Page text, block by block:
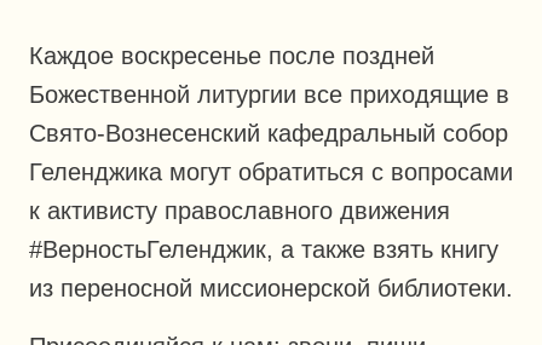
Каждое воскресенье после поздней
Божественной литургии все приходящие в
Свято-Вознесенский кафедральный собор
Геленджика могут обратиться с вопросами
к активисту православного движения
#ВерностьГеленджик, а также взять книгу
из переносной миссионерской библиотеки.